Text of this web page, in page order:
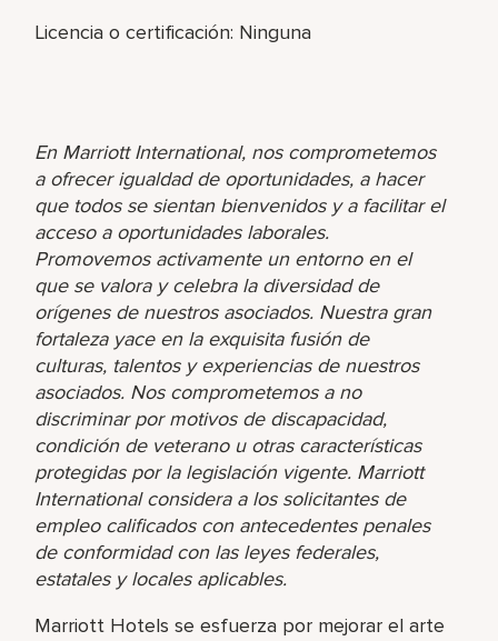
Licencia o certificación: Ninguna
En Marriott International, nos comprometemos
a ofrecer igualdad de oportunidades, a hacer
que todos se sientan bienvenidos y a facilitar el
acceso a oportunidades laborales.
Promovemos activamente un entorno en el
que se valora y celebra la diversidad de
orígenes de nuestros asociados. Nuestra gran
fortaleza yace en la exquisita fusión de
culturas, talentos y experiencias de nuestros
asociados. Nos comprometemos a no
discriminar por motivos de discapacidad,
condición de veterano u otras características
protegidas por la legislación vigente. Marriott
International considera a los solicitantes de
empleo calificados con antecedentes penales
de conformidad con las leyes federales,
estatales y locales aplicables.
Marriott Hotels se esfuerza por mejorar el arte